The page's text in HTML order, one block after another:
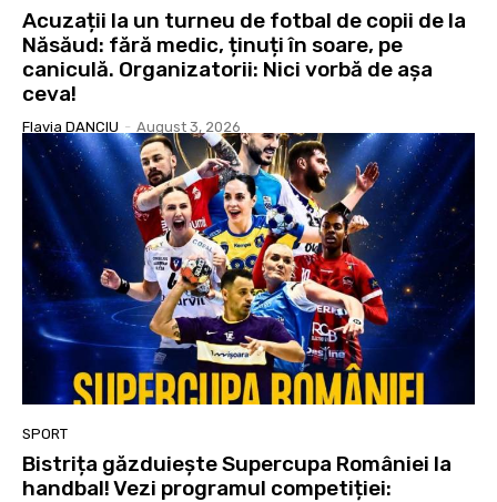
Acuzații la un turneu de fotbal de copii de la
Năsăud: fără medic, ținuți în soare, pe
caniculă. Organizatorii: Nici vorbă de așa
ceva!
Flavia DANCIU - August 3, 2026
SPORT
Bistrița găzduiește Supercupa României la
handbal! Vezi programul competiției: